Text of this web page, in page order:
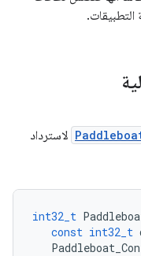
لاسترداد
int32_t
const int32_t